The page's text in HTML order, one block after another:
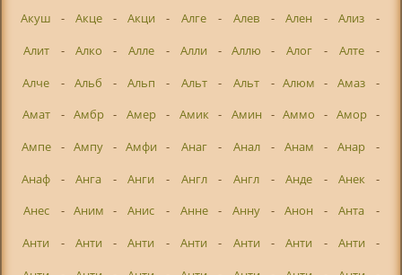
Акуш
- Акце - Акци - Алге - Алев - Ален - Ализ
-
Алит
- Алко - Алле - Алли - Аллю - Алог - Алте
-
Алче
- Альб - Альп - Альт - Альт - Алюм - Амаз
-
Амат
- Амбр - Амер - Амик - Амин - Аммо - Амор -
Ампе
- Ампу - Амфи - Анаг - Анал - Анам - Анар
-
Анаф
- Анга - Анги - Англ - Англ - Анде - Анек
-
Анес
- Аним - Анис - Анне - Анну - Анон - Анта
-
Анти
- Анти - Анти - Анти - Анти - Анти - Анти
-